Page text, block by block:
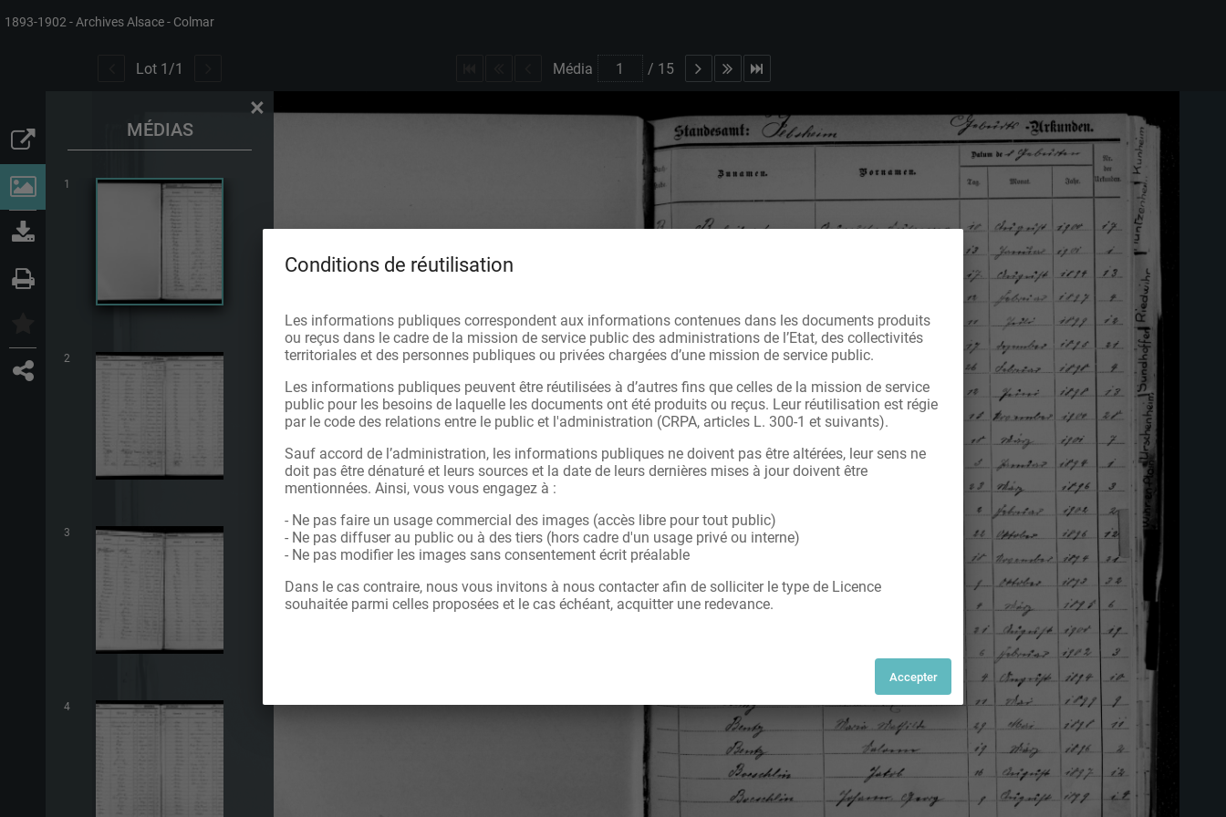
1893-1902 Archives Alsace - Colmar
Lot 1 /1 Média / 15
MÉDIAS
×
1
2
3
4
Conditions de réutilisation
Les informations publiques correspondent aux informations contenues dans les documents produits
ou reçus dans le cadre de la mission de service public des administrations de l’Etat, des collectivités
territoriales et des personnes publiques ou privées chargées d’une mission de service public.
Les informations publiques peuvent être réutilisées à d’autres fins que celles de la mission de service
public pour les besoins de laquelle les documents ont été produits ou reçus. Leur réutilisation est régie
par le code des relations entre le public et l'administration (CRPA, articles L. 300-1 et suivants).
Sauf accord de l’administration, les informations publiques ne doivent pas être altérées, leur sens ne
doit pas être dénaturé et leurs sources et la date de leurs dernières mises à jour doivent être
mentionnées. Ainsi, vous vous engagez à :
- Ne pas faire un usage commercial des images (accès libre pour tout public)
- Ne pas diffuser au public ou à des tiers (hors cadre d'un usage privé ou interne)
- Ne pas modifier les images sans consentement écrit préalable
Dans le cas contraire, nous vous invitons à nous contacter afin de solliciter le type de Licence
souhaitée parmi celles proposées et le cas échéant, acquitter une redevance.